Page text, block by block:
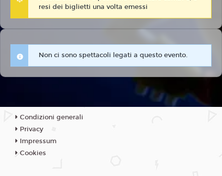
resi dei biglietti una volta emessi
Non ci sono spettacoli legati a questo evento.
Condizioni generali
Privacy
Impressum
Cookies